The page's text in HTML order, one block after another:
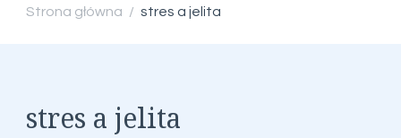
Strona główna / stres a jelita
stres a jelita